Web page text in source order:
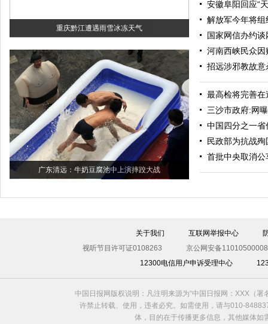
重庆黔江遭遇雨雪冰冻天气
广东清远：牛奶豆腐池中上演摔跤大战
安徽阜阳回应“
解放军今年将
国家网信办约
河南西峡民众
招远涉邪教故
最高检将完善
三沙市政府:网
中国四分之一
民政部为抗战
首批中央取消公
关于我们 互联网举报中心
视听节目许可证0108263
京公网安备
12300电信用户申诉受理中心
中国日报网版权说明：凡注明来源为“中国日报网：XXX（
许禁止转载、使用，违者必究。如需使用，请与010-
体，目的在于传播更多信息，其他媒体